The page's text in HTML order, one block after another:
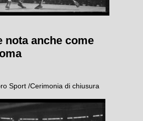
nota anche come
Sport /Cerimonia di chiusura